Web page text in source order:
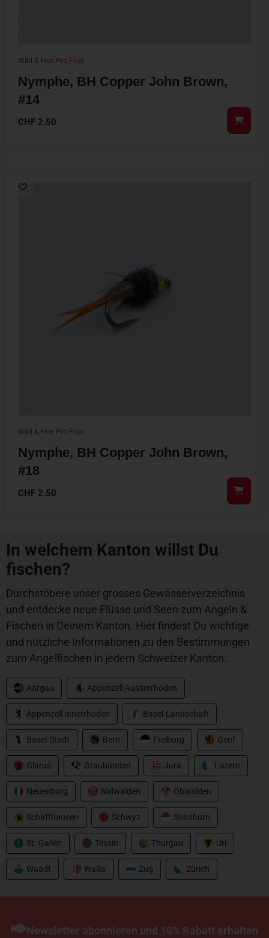
Wild & Free Pro Flies
Nymphe, BH Copper John Brown,
#14
CHF 2.50
Wild & Free Pro Flies
Nymphe, BH Copper John Brown,
#18
CHF 2.50
In welchem Kanton willst Du
fischen?
Durchstöbere unser grosses Gewässerverzeichnis
und entdecke neue Flüsse und Seen zum Angeln &
Fischen in Deinem Kanton. Hier findest Du wichtige
und nützliche Informationen zu den Bestimmungen
zum Angelfischen in jedem Schweizer Kanton.
Aargau Appenzell Ausserrhoden
Appenzell Innerrhoden Basel-Landschaft
Basel-Stadt Bern Freiburg Genf
Glarus Graubünden Jura Luzern
Neuenburg Nidwalden Obwalden
Schaffhausen Schwyz Solothurn
St. Gallen Tessin Thurgau Uri
Waadt Wallis Zug Zürich
Newsletter abonnieren und 10% Rabatt erhalten